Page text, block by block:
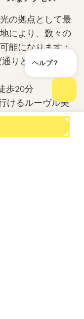
の拠点として最
により、数々の
能になります：
りと高級ブティ
歩20分
けるルーヴル美
おしゃれな地区
ヘルプ？
チ